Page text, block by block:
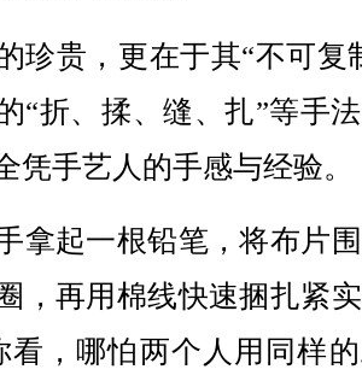
贵，更在于其“不可复
“折、揉、缝、扎”等手
凭手艺人的手感与经验。
起一根铅笔，将布片
，再用棉线快速捆扎紧
看，哪怕两个人用同样